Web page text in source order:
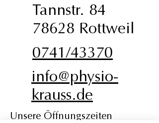
Tannstr. 84
78628 Rottweil
0741/43370
info@physio-
krauss.de
Unsere Öffnungszeiten